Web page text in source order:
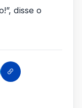
disse o